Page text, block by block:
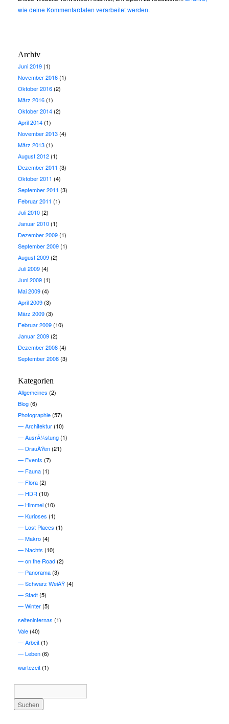
wie deine Kommentardaten verarbeitet werden.
Archiv
Juni 2019(1)
November 2016(1)
Oktober 2016(2)
März 2016(1)
Oktober 2014(2)
April 2014(1)
November 2013(4)
März 2013(1)
August 2012(1)
Dezember 2011 (3)
Oktober 2011 (4)
September 2011 (3)
Februar 2011 (1)
Juli 2010(2)
Januar 2010(1)
Dezember 2009(1)
September 2009(1)
August 2009(2)
Juli 2009(4)
Juni 2009(1)
Mai 2009(4)
April 2009(3)
März 2009(3)
Februar 2009(10)
Januar 2009(2)
Dezember 2008(4)
September 2008(3)
Kategorien
Allgemeines (2)
Blog(6)
Photographie(57)
Architektur(10)
AusrÃ¼stung(1)
DrauÃŸen(21)
Events (7)
Fauna(1)
Flora(2)
HDR (10)
Himmel(10)
Kurioses (1)
Lost Places (1)
Makro(4)
Nachts (10)
on the Road(2)
Panorama(3)
Schwarz WeiÃŸ(4)
Stadt(5)
Winter(5)
seiteninternas (1)
Vale(40)
Arbeit(1)
Leben(6)
wartezeit(1)